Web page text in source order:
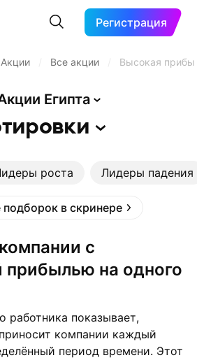
Регистрация
Акции Все акции Высокая
Египта
роста Лидеры падения
в скринере
прибылью на одного
работника показывает,
компании каждый
период времени. Этот